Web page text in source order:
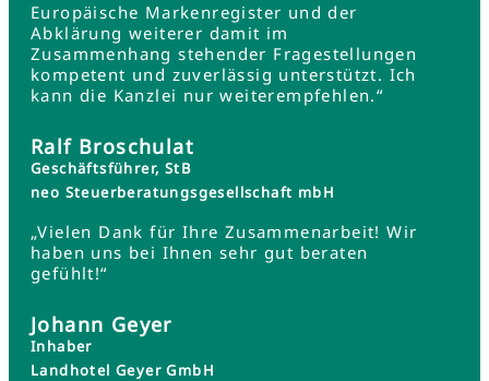
Europäische Markenregister und der
Abklärung weiterer damit im
Zusammenhang stehender Fragestellungen
kompetent und zuverlässig unterstützt. Ich
kann die Kanzlei nur weiterempfehlen.“
Ralf Broschulat
Geschäftsführer, StB
neo Steuerberatungsgesellschaft mbH
„Vielen Dank für Ihre Zusammenarbeit! Wir
haben uns bei Ihnen sehr gut beraten
gefühlt!“
Johann Geyer
Inhaber
Landhotel Geyer GmbH